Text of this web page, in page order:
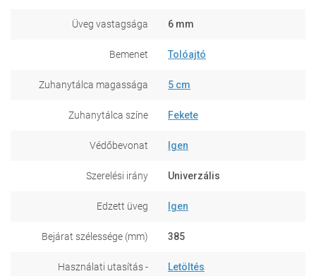
Üveg vastagsága 6 mm
Bemenet Tolóajtó
Zuhanytálca magassága 5 cm
Zuhanytálca színe Fekete
Védőbevonat Igen
Szerelési irány Univerzális
Edzett üveg Igen
Bejárat szélessége (mm) 385
Használati utasítás -
Letöltés